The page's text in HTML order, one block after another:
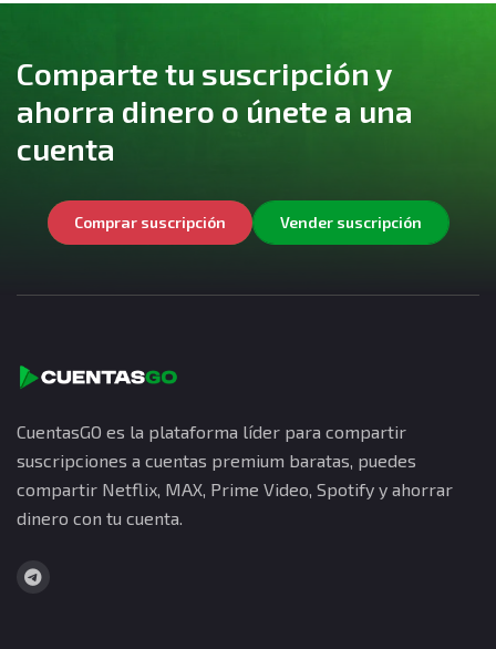
Comparte tu suscripción y
ahorra dinero o únete a una
cuenta
Comprar suscripción Vender suscripción
CuentasGO es la plataforma líder para compartir
suscripciones a cuentas premium baratas, puedes
compartir Netflix, MAX, Prime Video, Spotify y ahorrar
dinero con tu cuenta.